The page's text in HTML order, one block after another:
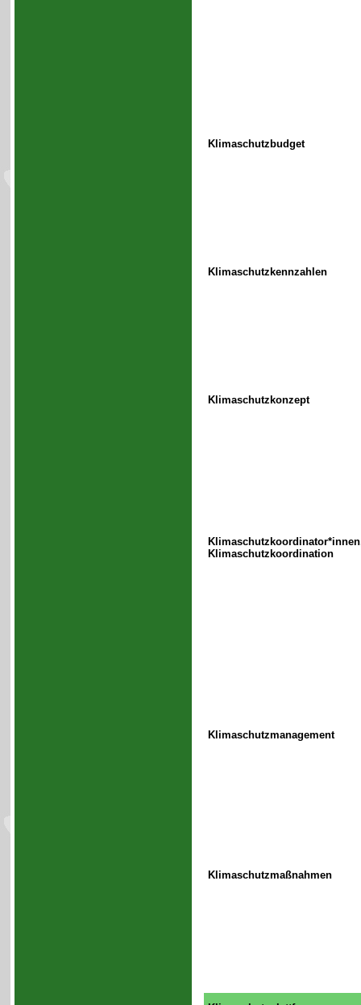
Klimaschutzbudget
Klimaschutzkennzahlen
Klimaschutzkonzept
Klimaschutzkoordination
Klimaschutzmanagement
Klimaschutzmaßnahmen